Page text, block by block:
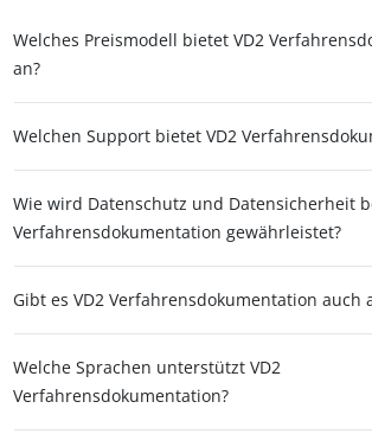
Welches Preismodell bietet VD2
an?
Welchen Support bietet VD2
Wie wird Datenschutz und Datensicherheit
Verfahrensdokumentation gewährleistet?
Gibt es VD2 Verfahrensdokumentation auch
Welche Sprachen unterstützt VD2
Verfahrensdokumentation?